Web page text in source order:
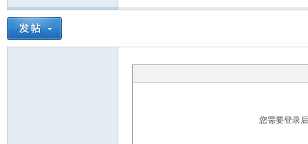
您需要登录